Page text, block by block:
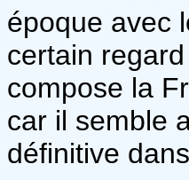
époque avec
certain
compose la
car il semble
définitive